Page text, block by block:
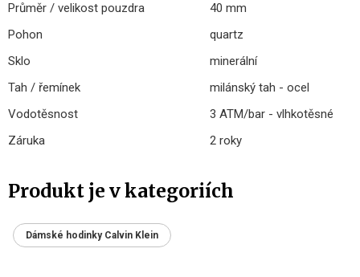
Průměr / velikost pouzdra
40 mm
Pohon
quartz
Sklo
minerální
Tah / řemínek
milánský tah - ocel
Vodotěsnost
3 ATM/bar - vlhkotěsné
Záruka
2 roky
Produkt je v kategoriích
Dámské hodinky Calvin Klein